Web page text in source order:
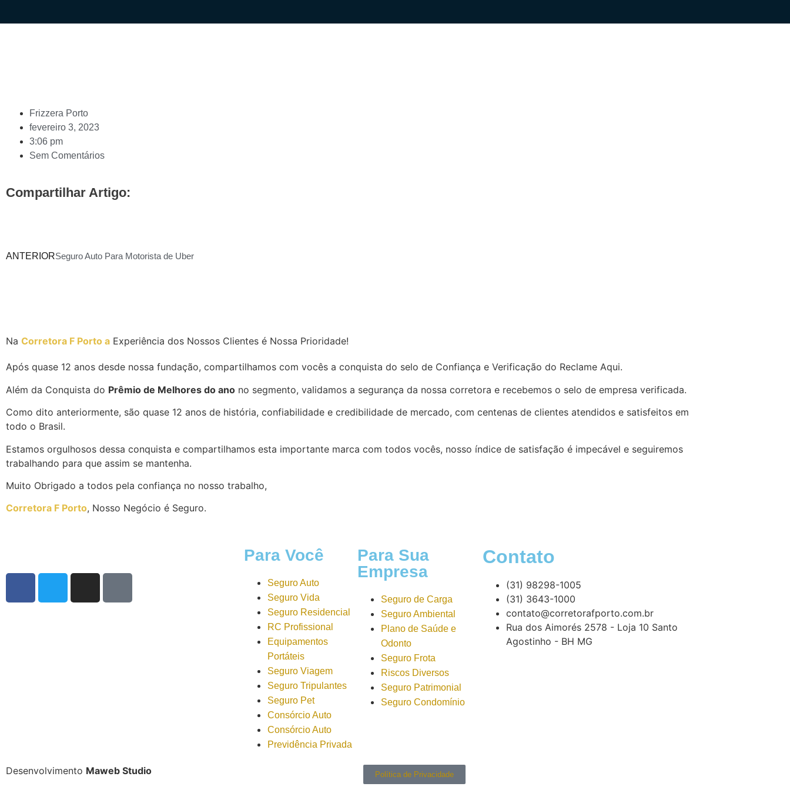
Frizzera Porto
fevereiro 3, 2023
3:06 pm
Sem Comentários
Compartilhar Artigo:
ANTERIORSeguro Auto Para Motorista de Uber
Na Corretora F Porto a Experiência dos Nossos Clientes é Nossa Prioridade!
Após quase 12 anos desde nossa fundação, compartilhamos com vocês a conquista do selo de Confiança e Verificação do Reclame Aqui.
Além da Conquista do Prêmio de Melhores do ano no segmento, validamos a segurança da nossa corretora e recebemos o selo de empresa verificada.
Como dito anteriormente, são quase 12 anos de história, confiabilidade e credibilidade de mercado, com centenas de clientes atendidos e satisfeitos em
todo o Brasil.
Estamos orgulhosos dessa conquista e compartilhamos esta importante marca com todos vocês, nosso índice de satisfação é impecável e seguiremos
trabalhando para que assim se mantenha.
Muito Obrigado a todos pela confiança no nosso trabalho,
Corretora F Porto, Nosso Negócio é Seguro.
Para Você
Seguro Auto
Seguro Vida
Seguro Residencial
RC Profissional
Equipamentos
Portáteis
Seguro Viagem
Seguro Tripulantes
Seguro Pet
Consórcio Auto
Consórcio Auto
Previdência Privada
Para Sua
Empresa
Seguro de Carga
Seguro Ambiental
Plano de Saúde e
Odonto
Seguro Frota
Riscos Diversos
Seguro Patrimonial
Seguro Condomínio
Contato
(31) 98298-1005
(31) 3643-1000
contato@corretorafporto.com.br
Rua dos Aimorés 2578 - Loja 10 Santo
Agostinho - BH MG
Desenvolvimento Maweb Studio Política de Privacidade